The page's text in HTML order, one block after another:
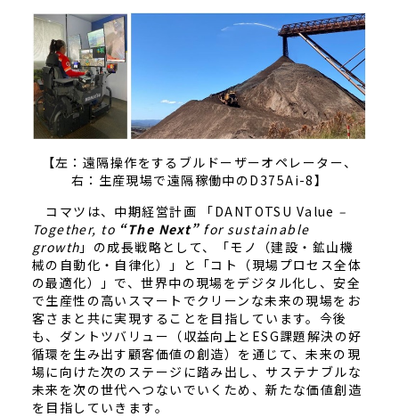
【左：遠隔操作をするブルドーザーオペレーター、
右：生産現場で遠隔稼働中のD375Ai-8】
コマツは、中期経営計画 「DANTOTSU Value –
Together, to “The Next”for sustainable
growth 」の成長戦略として、「モノ（建設・鉱山機
械の自動化・自律化）」と「コト（現場プロセス全体
の最適化）」で、世界中の現場をデジタル化し、安全
で生産性の高いスマートでクリーンな未来の現場をお
客さまと共に実現することを目指しています。今後
も、ダントツバリュー（収益向上とESG課題解決の好
循環を生み出す顧客価値の創造）を通じて、未来の現
場に向けた次のステージに踏み出し、サステナブルな
未来を次の世代へつないでいくため、新たな価値創造
を目指していきます。